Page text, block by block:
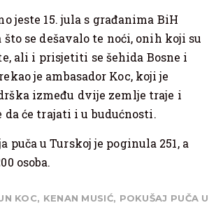
jeste 15. jula s građanima BiH
se dešavalo te noći, onih koji su
ali i prisjetiti se šehida Bosne i
je ambasador Koc, koji je
između dvije zemlje traje i
da će trajati i u budućnosti.
puča u Turskoj je poginula 251, a
osoba.
KOC, KENAN MUSIĆ, POKUŠAJ PUČA U